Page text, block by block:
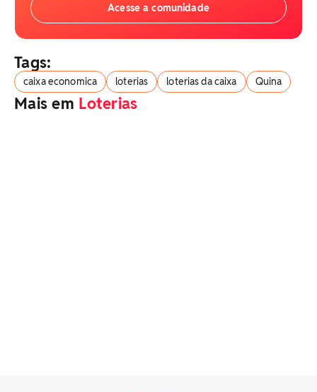
Acesse a comunidade
Tags:
caixa economica loterias loterias da caixa Quina
Mais em Loterias